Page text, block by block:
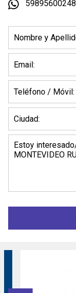
59895600248